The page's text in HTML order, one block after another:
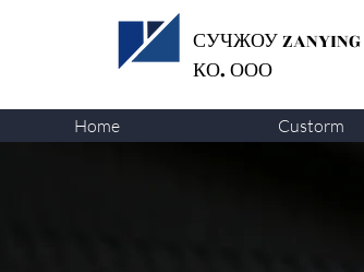
СУЧЖОУ ZANYING
КО. ООО
Home Custorm